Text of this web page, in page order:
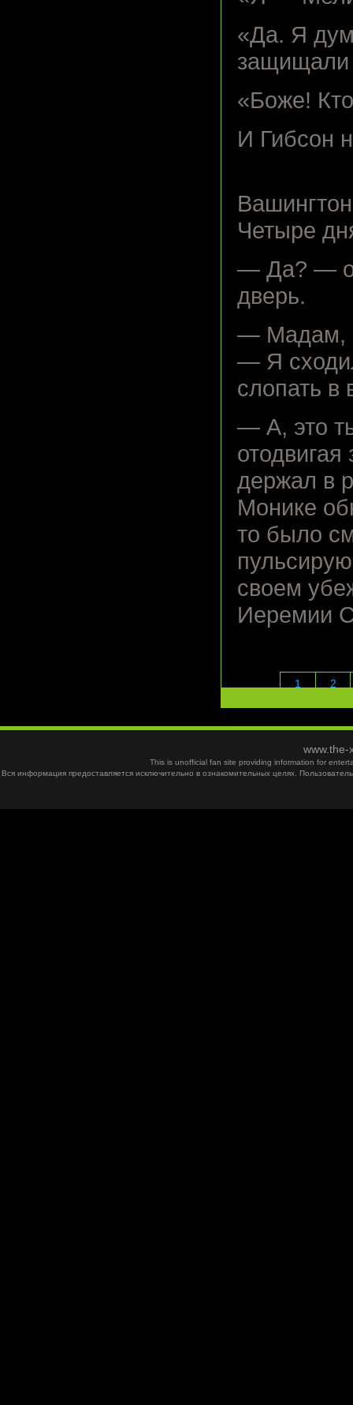
«Да. Я
защищали
«Боже!
И Гибсон
Четыре
— Да? —
дверь.
— Мадам,
— Я
слопать
— А, это
держал в
Монике
то было
своем
Иеремии
1 2
This is unofficial fan site providing information for
Вся информация предоставляется исключительно в ознакомительных целях.